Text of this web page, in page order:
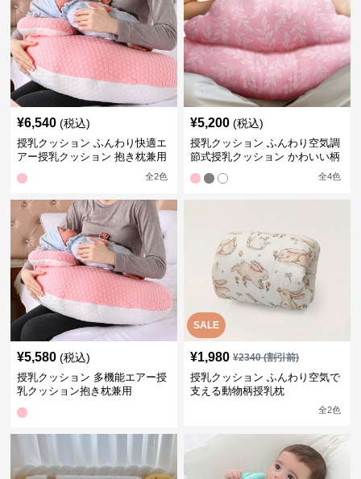
¥6,540 (税込)
授乳クッション ふんわり快適エ
アー授乳クッション 抱き枕兼用
全2色
¥5,200 (税込)
授乳クッション ふんわり空気調
節式授乳クッション かわいい柄
全4色
¥5,580 (税込)
授乳クッション 多機能エアー授
乳クッション抱き枕兼用
SALE
¥1,980 ¥2340(割引前)
授乳クッション ふんわり空気で
支える動物柄授乳枕
全2色